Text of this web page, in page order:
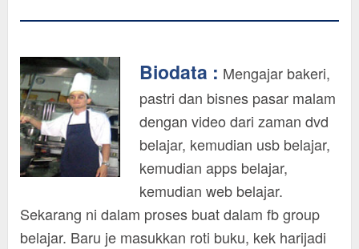
Biodata : Mengajar bakeri,
pastri dan bisnes pasar malam
dengan video dari zaman dvd
belajar, kemudian usb belajar,
kemudian apps belajar,
kemudian web belajar.
Sekarang ni dalam proses buat dalam fb group
belajar. Baru je masukkan roti buku, kek harijadi